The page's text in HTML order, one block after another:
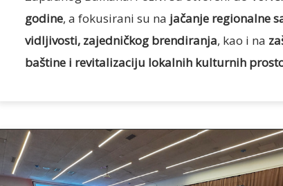
godine, a fokusirani su na jačanje regionalne
vidljivosti, zajedničkog brendiranja, kao i na
baštine i revitalizaciju lokalnih kulturnih